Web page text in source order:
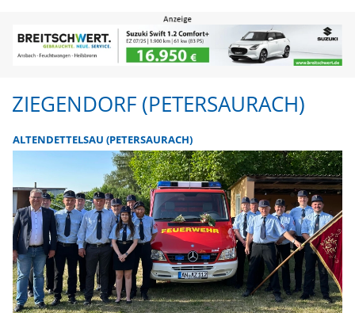
Ziegendorf (Petersaurach) |
ZIEGENDORF (PETERSAURACH)
ALTENDETTELSAU (PETERSAURACH)